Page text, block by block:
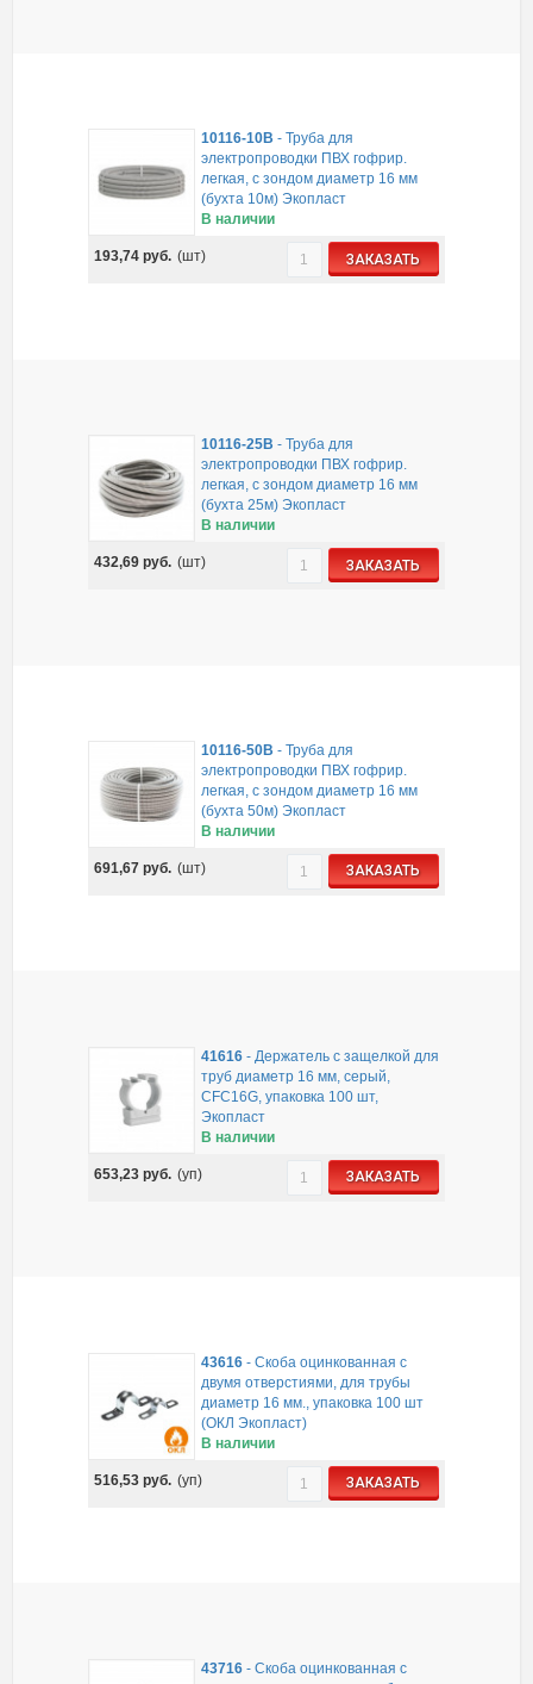
10116-10B -Труба для
электропроводки ПВХ гофрир.
легкая, с зондом диаметр 16 мм
(бухта 10м) Экопласт
В наличии
193,74руб. (шт) ЗАКАЗАТЬ
10116-25B -Труба для
электропроводки ПВХ гофрир.
легкая, с зондом диаметр 16 мм
(бухта 25м) Экопласт
В наличии
432,69руб. (шт) ЗАКАЗАТЬ
10116-50B -Труба для
электропроводки ПВХ гофрир.
легкая, с зондом диаметр 16 мм
(бухта 50м) Экопласт
В наличии
691,67руб. (шт) ЗАКАЗАТЬ
41616 -Держатель с защелкой для
труб диаметр 16 мм, серый,
CFC16G, упаковка 100 шт,
Экопласт
В наличии
653,23руб. (уп) ЗАКАЗАТЬ
43616 -Скоба оцинкованная с
двумя отверстиями, для трубы
диаметр 16 мм., упаковка 100 шт
(ОКЛ Экопласт)
В наличии
516,53руб. (уп) ЗАКАЗАТЬ
43716 -Скоба оцинкованная с